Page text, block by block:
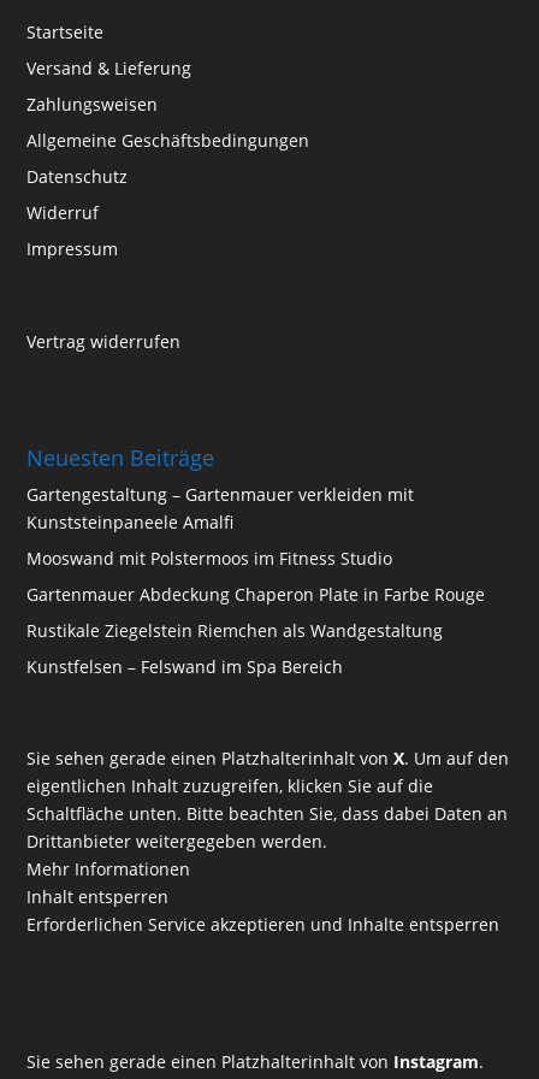
Startseite
Versand & Lieferung
Zahlungsweisen
Allgemeine Geschäftsbedingungen
Datenschutz
Widerruf
Impressum
Vertrag widerrufen
Neuesten Beiträge
Gartengestaltung – Gartenmauer verkleiden mit
Kunststeinpaneele Amalfi
Mooswand mit Polstermoos im Fitness Studio
Gartenmauer Abdeckung Chaperon Plate in Farbe Rouge
Rustikale Ziegelstein Riemchen als Wandgestaltung
Kunstfelsen – Felswand im Spa Bereich
Sie sehen gerade einen Platzhalterinhalt vonX. Um auf den
eigentlichen Inhalt zuzugreifen, klicken Sie auf die
Schaltfläche unten. Bitte beachten Sie, dass dabei Daten an
Drittanbieter weitergegeben werden.
Mehr Informationen
Inhalt entsperren
Erforderlichen Service akzeptieren und Inhalte entsperren
Sie sehen gerade einen Platzhalterinhalt von Instagram.